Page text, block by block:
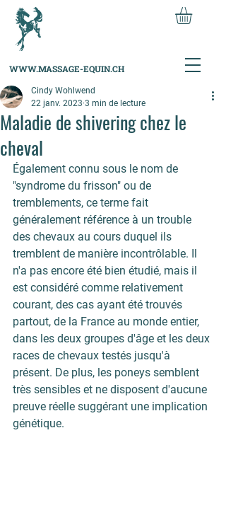
WWW.MASSAGE-EQUIN.CH
Maladie de shivering chez le
cheval
Cindy Wohlwend
22 janv. 2023 3 min de lecture
Également connu sous le nom de
"syndrome du frisson" ou de
tremblements, ce terme fait
généralement référence à un trouble
des chevaux au cours duquel ils
tremblent de manière incontrôlable. Il
n'a pas encore été bien étudié, mais il
est considéré comme relativement
courant, des cas ayant été trouvés
partout, de la France au monde entier,
dans les deux groupes d'âge et les deux
races de chevaux testés jusqu'à
présent. De plus, les poneys semblent
très sensibles et ne disposent d'aucune
preuve réelle suggérant une implication
génétique.